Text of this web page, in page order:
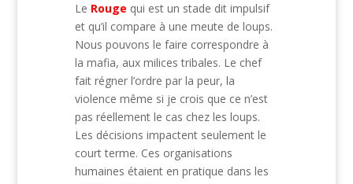
Le Rouge qui est un stade dit impulsif
et qu’il compare à une meute de loups.
Nous pouvons le faire correspondre à
la mafia, aux milices tribales. Le chef
fait régner l’ordre par la peur, la
violence même si je crois que ce n’est
pas réellement le cas chez les loups.
Les décisions impactent seulement le
court terme. Ces organisations
humaines étaient en pratique dans les